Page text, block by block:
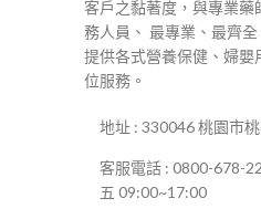
客戶之黏著度，與專業藥
務人員、 最專業、最齊
提供各式營養保健、婦嬰
位服務。
地址 : 330046 桃園市
客服電話 : 0800-678-
五 09:00~17:00